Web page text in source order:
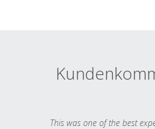
This was one of the best